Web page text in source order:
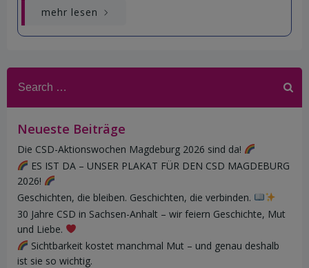
mehr lesen
for:
Neueste Beiträge
Die CSD-Aktionswochen Magdeburg 2026 sind da!
ES IST DA – UNSER PLAKAT FÜR DEN CSD MAGDEBURG
2026!
Geschichten, die bleiben. Geschichten, die verbinden.
30 Jahre CSD in Sachsen-Anhalt – wir feiern Geschichte, Mut
und Liebe.
Sichtbarkeit kostet manchmal Mut – und genau deshalb
ist sie so wichtig.